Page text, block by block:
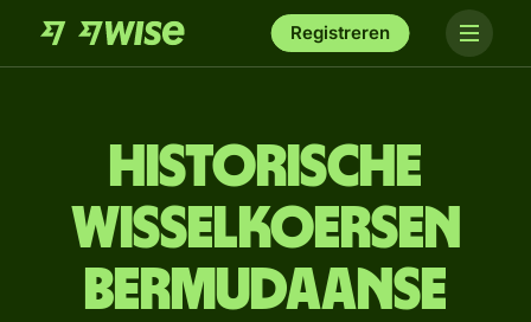
Registreren
Historische
wisselkoersen
Bermudaanse